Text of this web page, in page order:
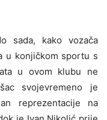
sada, kako vozača
u konjičkom sportu s
u ovom klubu ne
svojevremeno je
reprezentacije na